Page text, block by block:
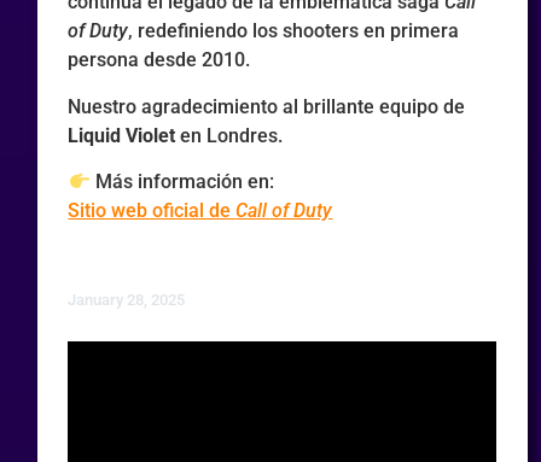
of Duty, redefiniendo los shooters en primera
persona desde 2010.
Nuestro agradecimiento al brillante equipo de
Liquid Violet en Londres.
Más información en:
Sitio web oficial deCall of Duty
January 28, 2025